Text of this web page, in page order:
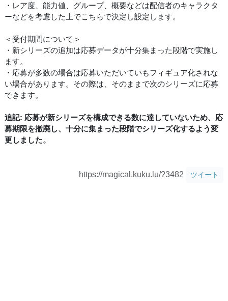
・レア度、能力値、グループ、概要などは配信者のキャラクタ
ーなどを考慮した上でこちらで決定し設定します。
＜受付期間について＞
・新シリーズの追加は応募データが十分集まった段階で実施し
ます。
・応募が多数の場合は応募いただいていもフィギュア化されな
い場合があります。その際は、そのままで次のシリーズに応募
できます。
追記: 応募が新シリーズを構成できる数に達していないため、応
募期限を撤廃し、十分に集まった段階でシリーズ化するよう変
更しました。
https://magical.kuku.lu/?3482 ツイート